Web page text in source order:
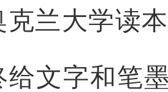
克兰大学读
给文字和笔